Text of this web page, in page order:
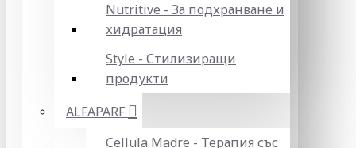
Nutritive - За подхранване и
хидратация
Style - Стилизиращи
продукти
ALFAPARF
Cellula Madre - Терапия със